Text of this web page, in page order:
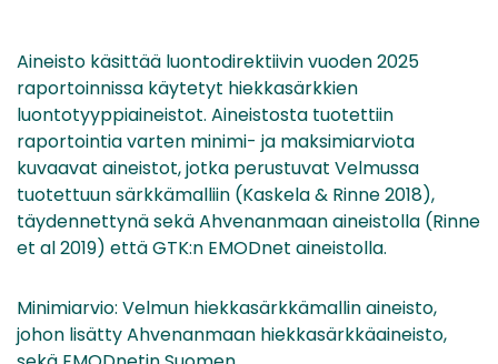
Aineisto käsittää luontodirektiivin vuoden 2025
raportoinnissa käytetyt hiekkasärkkien
luontotyyppiaineistot. Aineistosta tuotettiin
raportointia varten minimi- ja maksimiarviota
kuvaavat aineistot, jotka perustuvat Velmussa
tuotettuun särkkämalliin (Kaskela & Rinne 2018),
täydennettynä sekä Ahvenanmaan aineistolla (Rinne
et al 2019) että GTK:n EMODnet aineistolla.
Minimiarvio: Velmun hiekkasärkkämallin aineisto,
johon lisätty Ahvenanmaan hiekkasärkkäaineisto,